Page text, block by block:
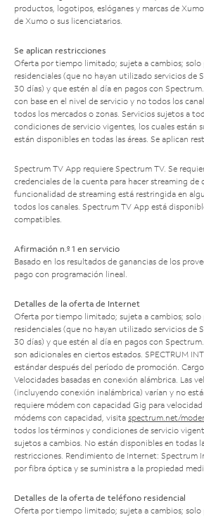
productos, logotipos, eslóganes y marcas de
de Xumo o sus licenciatarios.
Se aplican restricciones
Oferta por tiempo limitado; sujeta a cambios; solo
residenciales (que no hayan utilizado servicios de
30 días) y que estén al día en pagos con
con base en el nivel de servicio y no todos los
todos los mercados o zonas. Servicios sujetos a
condiciones de servicio vigentes, los cuales están
están disponibles en todas las áreas. Se aplican
Spectrum TV App requiere Spectrum TV. Se
credenciales de la cuenta para hacer streaming de
funcionalidad de streaming está restringida en
todos los canales. Spectrum TV App está
compatibles.
Afirmación n.º 1 en servicio
Basado en los resultados de ganancias de los
pago con programación lineal.
Detalles de la oferta de Internet
Oferta por tiempo limitado; sujeta a cambios; solo
residenciales (que no hayan utilizado servicios de
30 días) y que estén al día en pagos con
son adicionales en ciertos estados. SPECTRUM
estándar después del período de promoción.
Velocidades basadas en conexión alámbrica. Las
(incluyendo conexión inalámbrica) varían y no
requiere módem con capacidad Gig para
módems con capacidad, visita spectrum.net/
todos los términos y condiciones de servicio
sujetos a cambios. No están disponibles en todas
restricciones. Rendimiento de Internet: Spectrum
por fibra óptica y se suministra a la propiedad
Detalles de la oferta de teléfono residencial
Oferta por tiempo limitado; sujeta a cambios; solo